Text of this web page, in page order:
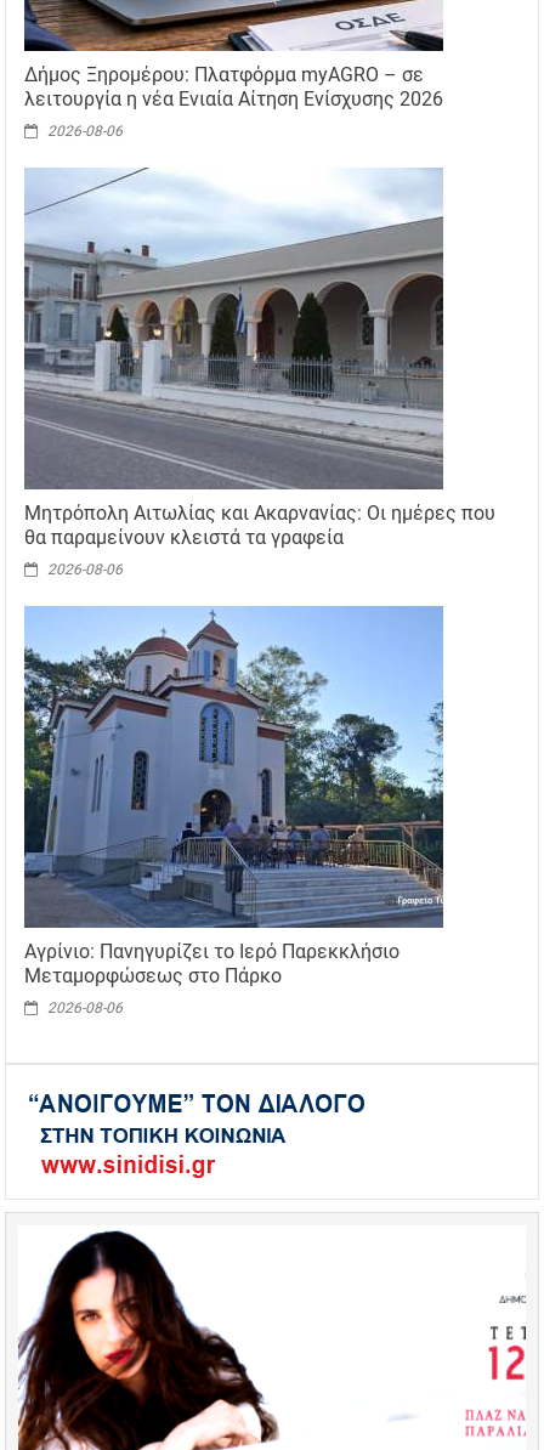
Δήμος Ξηρομέρου: Πλατφόρμα myAGRO – σε
λειτουργία η νέα Ενιαία Αίτηση Ενίσχυσης 2026
2026-08-06
Μητρόπολη Αιτωλίας και Ακαρνανίας: Οι ημέρες που
θα παραμείνουν κλειστά τα γραφεία
2026-08-06
Αγρίνιο: Πανηγυρίζει το Ιερό Παρεκκλήσιο
Μεταμορφώσεως στο Πάρκο
2026-08-06